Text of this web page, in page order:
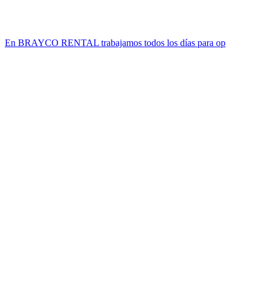
En BRAYCO RENTAL trabajamos todos los días para op